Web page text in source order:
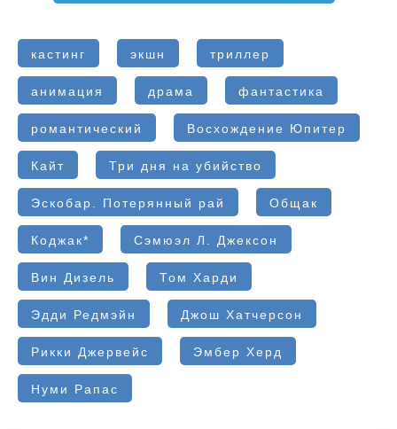
кастинг экшн триллер
анимация драма фантастика
романтический Восхождение Юпитер
Кайт Три дня на убийство
Эскобар. Потерянный рай Общак
Коджак* Сэмюэл Л. Джексон
Вин Дизель Том Харди
Эдди Редмэйн Джош Хатчерсон
Рикки Джервейс Эмбер Херд
Нуми Рапас